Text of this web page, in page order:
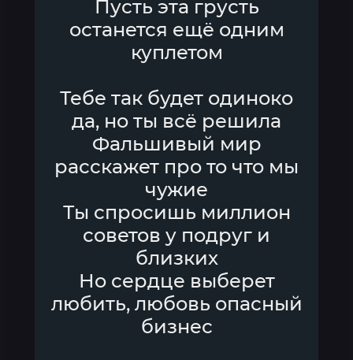
Пусть эта грусть
останется ещё одним
куплетом
Тебе так будет одиноко
да, но ты всё решила
Фальшивый мир
расскажет про то что мы
чужие
Ты спросишь миллион
советов у подруг и
близких
Но сердце выберет
любить, любовь опасный
бизнес